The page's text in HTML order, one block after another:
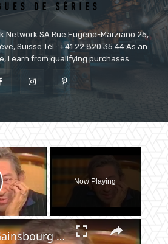
Network SA Rue Eugène-Marziano 25,
Suisse Tél : +41 22 820 35 44 As an
I earn from qualifying purchases.
×
Video
Now Playing
×
Serge Gainsbourg - Et si on se disait tout - 1989 - partie 1/2